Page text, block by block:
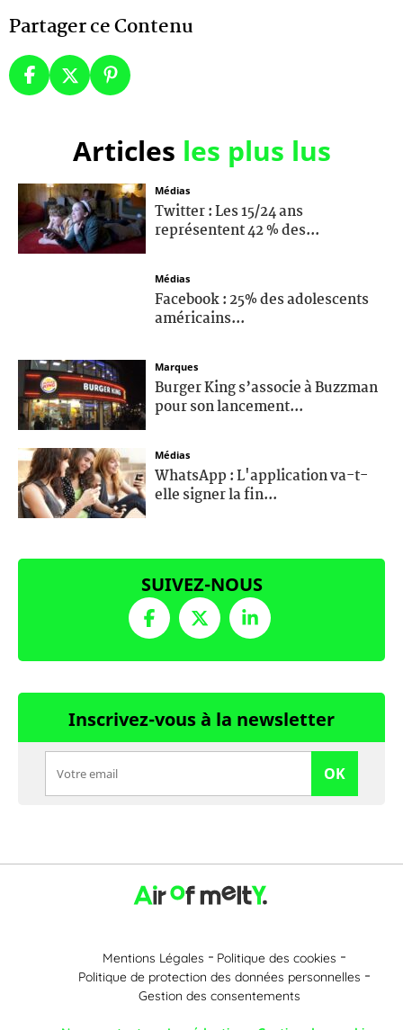
Partager ce Contenu
Articles les plus lus
Médias
Twitter : Les 15/24 ans
représentent 42 % des...
Médias
Facebook : 25% des adolescents
américains...
Marques
Burger King s’associe à Buzzman
pour son lancement...
Médias
WhatsApp : L'application va-t-
elle signer la fin...
SUIVEZ-NOUS
Inscrivez-vous à la newsletter
OK
Mentions Légales
Politique des cookies
Politique de protection des données personnelles
Gestion des consentements